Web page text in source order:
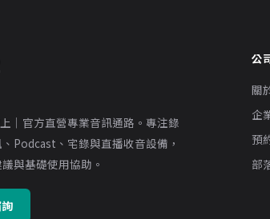
｜官方直營專業音訊通路。專注錄
Podcast、宅錄與直播收音設備，
與基礎使用協助。
公
關
企
預
部